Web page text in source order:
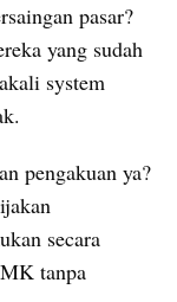
pasar?
yang sudah
system
pengakuan ya?
secara
tanpa